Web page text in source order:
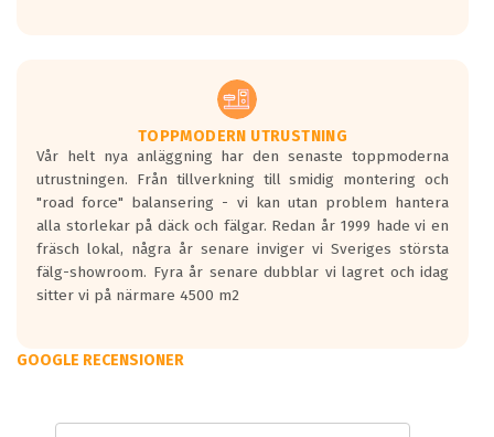
TOPPMODERN UTRUSTNING
Vår helt nya anläggning har den senaste toppmoderna
utrustningen. Från tillverkning till smidig montering och
"road force" balansering - vi kan utan problem hantera
alla storlekar på däck och fälgar. Redan år 1999 hade vi en
fräsch lokal, några år senare inviger vi Sveriges största
fälg-showroom. Fyra år senare dubblar vi lagret och idag
sitter vi på närmare 4500 m2
GOOGLE RECENSIONER